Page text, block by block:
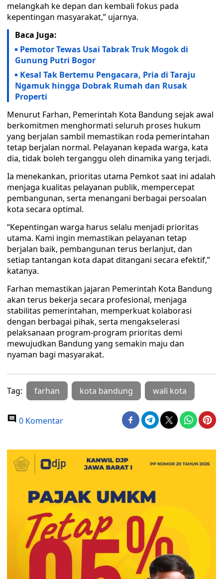
melangkah ke depan dan kembali fokus pada
kepentingan masyarakat,” ujarnya.
Baca Juga:
Pemotor Tewas Usai Tabrak Truk Mogok di
Gunung Putri Bogor
Kesal Tak Bertemu Pengacara, Pria di Taraju
Ngamuk hingga Dobrak Rumah dan Rusak
Properti
Menurut Farhan, Pemerintah Kota Bandung sejak awal
berkomitmen menghormati seluruh proses hukum
yang berjalan sambil memastikan roda pemerintahan
tetap berjalan normal. Pelayanan kepada warga, kata
dia, tidak boleh terganggu oleh dinamika yang terjadi.
Ia menekankan, prioritas utama Pemkot saat ini adalah
menjaga kualitas pelayanan publik, mempercepat
pembangunan, serta menangani berbagai persoalan
kota secara optimal.
“Kepentingan warga harus selalu menjadi prioritas
utama. Kami ingin memastikan pelayanan tetap
berjalan baik, pembangunan terus berlanjut, dan
setiap tantangan kota dapat ditangani secara efektif,”
katanya.
Farhan memastikan jajaran Pemerintah Kota Bandung
akan terus bekerja secara profesional, menjaga
stabilitas pemerintahan, memperkuat kolaborasi
dengan berbagai pihak, serta mengakselerasi
pelaksanaan program-program prioritas demi
mewujudkan Bandung yang semakin maju dan
nyaman bagi masyarakat.
Tag: farhan kota bandung wali kota
0 Komentar